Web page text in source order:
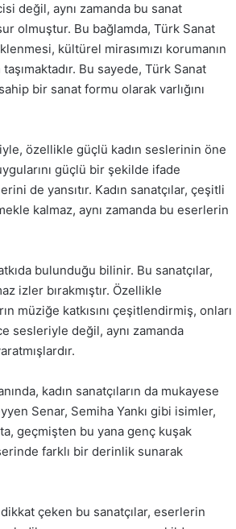
değil, aynı zamanda bu sanat
olmuştur. Bu bağlamda, Türk Sanat
kültürel mirasımızı korumanın
Bu sayede, Türk Sanat
bir sanat formu olarak varlığını
özellikle güçlü kadın seslerinin öne
güçlü bir şekilde ifade
de yansıtır. Kadın sanatçılar, çeşitli
kalmaz, aynı zamanda bu eserlerin
bulunduğu bilinir. Bu sanatçılar,
izler bırakmıştır. Özellikle
müziğe katkısını çeşitlendirmiş, onları
sesleriyle değil, aynı zamanda
kadın sanatçıların da mukayese
Senar, Semiha Yankı gibi isimler,
geçmişten bu yana genç kuşak
farklı bir derinlik sunarak
çeken bu sanatçılar, eserlerin